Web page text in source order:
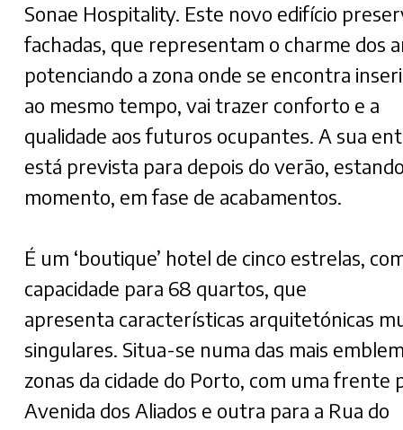
Sonae Hospitality. Este novo edifício
fachadas, que representam o charme dos
potenciando a zona onde se encontra
ao mesmo tempo, vai trazer conforto e a
qualidade aos futuros ocupantes. A sua
está prevista para depois do verão,
momento, em fase de acabamentos.
É um ‘boutique’ hotel de cinco estrelas,
capacidade para 68 quartos, que
apresenta características arquitetónicas
singulares. Situa-se numa das mais
zonas da cidade do Porto, com uma frente
Avenida dos Aliados e outra para a Rua do